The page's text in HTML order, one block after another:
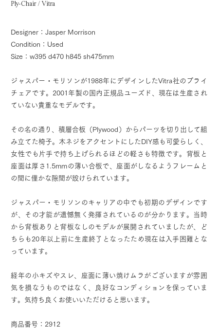
Ply-Chair / Vitra
Designer：Jasper Morrison
Condition：Used
Size：w395 d470 h845 sh475mm
ジャスパー・モリソンが1988年にデザインしたVitra社のプライ
チェアです。2001年製の国内正規品ユーズド、現在は生産され
ていない貴重なモデルです。
その名の通り、積層合板（Plywood）からパーツを切り出して組
み立てた椅子。木ネジをアクセントにしたDIY感も可愛らしく、
女性でも片手で持ち上げられるほどの軽さも特徴です。背板と
座面は厚さ1.5mmの薄い合板で、座面がしなるようフレームと
の間に僅かな隙間が設けられています。
ジャスパー・モリソンのキャリアの中でも初期のデザインです
が、その才能が遺憾無く発揮されているのが分かります。当時
から背板ありと背板なしのモデルが展開されていましたが、ど
ちらも20年以上前に生産終了となったため現在は入手困難とな
っています。
経年の小キズやスレ、座面に薄い焼けムラがございますが雰囲
気を損なうものではなく、良好なコンディションを保っていま
す。気持ち良くお使いいただけると思います。
商品番号：2912